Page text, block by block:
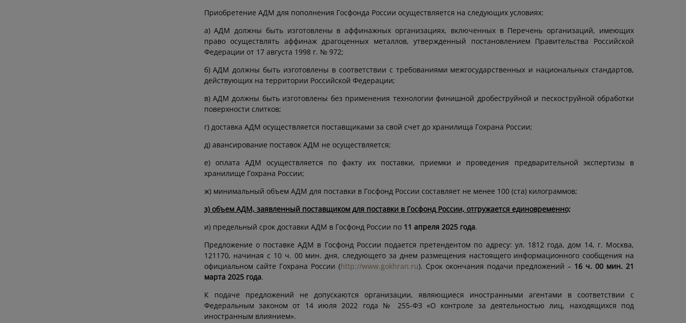
Приобретение АДМ для пополнения Госфонда России осуществляется на следующих условиях:
а) АДМ должны быть изготовлены в аффинажных организациях, включенных в Перечень организаций, имеющих
право осуществлять аффинаж драгоценных металлов, утвержденный постановлением Правительства Российской
Федерации от 17 августа 1998 г. № 972;
б) АДМ должны быть изготовлены в соответствии с требованиями межгосударственных и национальных стандартов,
действующих на территории Российской Федерации;
в) АДМ должны быть изготовлены без применения технологии финишной дробеструйной и пескоструйной обработки
поверхности слитков;
г) доставка АДМ осуществляется поставщиками за свой счет до хранилища Гохрана России;
д) авансирование поставок АДМ не осуществляется;
е) оплата АДМ осуществляется по факту их поставки, приемки и проведения предварительной экспертизы в
хранилище Гохрана России;
ж) минимальный объем АДМ для поставки в Госфонд России составляет не менее 100 (ста) килограммов;
з) объем АДМ, заявленный поставщиком для поставки в Госфонд России, отгружается единовременно;
и) предельный срок доставки АДМ в Госфонд России по 11 апреля 2025 года.
Предложение о поставке АДМ в Госфонд России подается претендентом по адресу: ул. 1812 года, дом 14, г. Москва,
121170, начиная с 10 ч. 00 мин. дня, следующего за днем размещения настоящего информационного сообщения на
официальном сайте Гохрана России (http://www.gokhran.ru). Срок окончания подачи предложений – 16 ч. 00 мин. 21
марта 2025 года.
К подаче предложений не допускаются организации, являющиеся иностранными агентами в соответствии с
Федеральным законом от 14 июля 2022 года № 255-ФЗ «О контроле за деятельностью лиц, находящихся под
иностранным влиянием».